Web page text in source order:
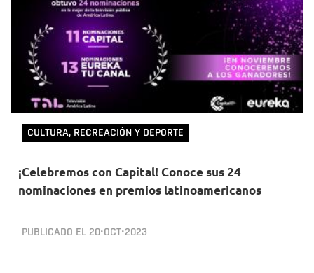
CULTURA, RECREACIÓN Y DEPORTE
¡Celebremos con Capital! Conoce sus 24
nominaciones en premios latinoamericanos
PUBLICADO EL 20•OCT•2023